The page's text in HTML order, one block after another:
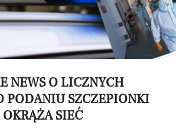
NEWS O LICZNYCH
PODANIU SZCZEPIONKI
SIEĆ